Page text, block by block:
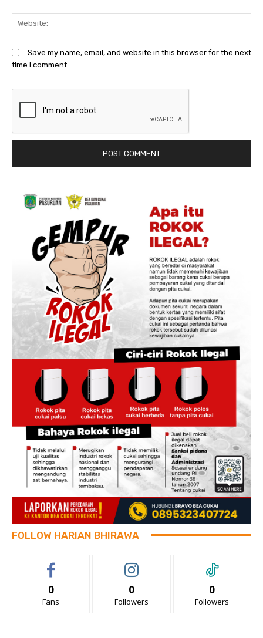
Save my name, email, and website in this browser for the next
time I comment.
FOLLOW HARIAN BHIRAWA
0
Fans
0
Followers
0
Followers